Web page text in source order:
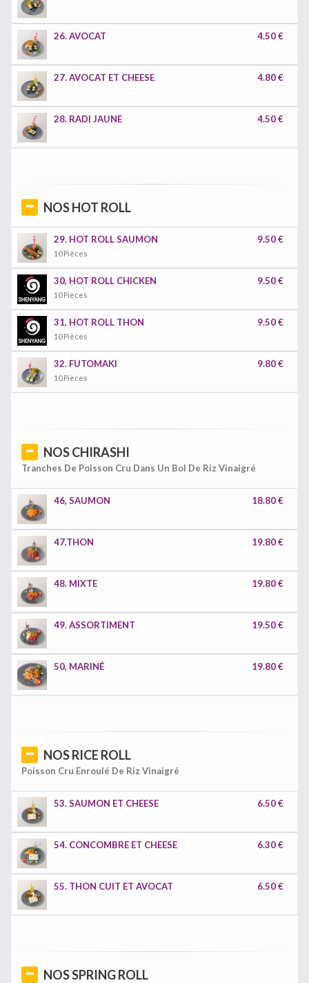
26. AVOCAT 4.50 €
27. AVOCAT ET CHEESE 4.80 €
28. RADI JAUNE 4.50 €
NOS HOT ROLL
29. HOT ROLL SAUMON
10 Pièces
9.50 €
30, HOT ROLL CHICKEN
10 Pièces
9.50 €
31, HOT ROLL THON
10 Pièces
9.50 €
32. FUTOMAKI
10 Pièces
9.80 €
NOS CHIRASHI
Tranches De Poisson Cru Dans Un Bol De Riz Vinaigré
46, SAUMON 18.80 €
47,THON 19.80 €
48. MIXTE 19.80 €
49. ASSORTIMENT 19.50 €
50, MARINÉ 19.80 €
NOS RICE ROLL
Poisson Cru Enroulé De Riz Vinaigré
53. SAUMON ET CHEESE 6.50 €
54. CONCOMBRE ET CHEESE 6.30 €
55. THON CUIT ET AVOCAT 6.50 €
NOS SPRING ROLL